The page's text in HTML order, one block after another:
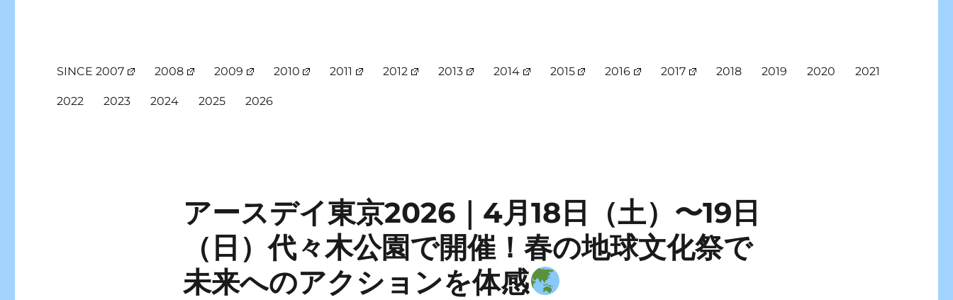
SINCE 2007 2008 2009 2010 2011 2012 2013 2014 2015 2016 2017 2018 2019 2020 2021
2022 2023 2024 2025 2026
アースデイ東京2026｜4月18日（土）〜19日
（日）代々木公園で開催！春の地球文化祭で
未来へのアクションを体感